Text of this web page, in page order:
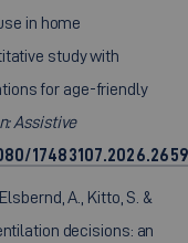
in home
study with
for age-friendly
Assistive
A., Kitto, S. &
decisions: an